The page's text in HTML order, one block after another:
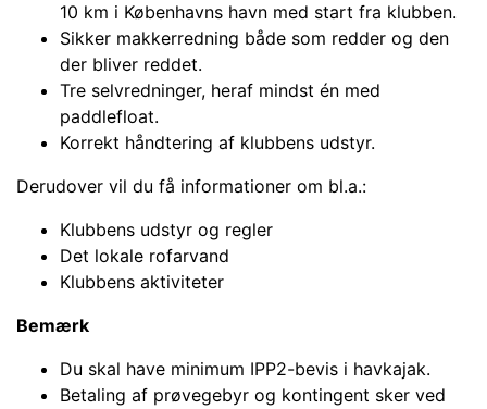
10 km i Københavns havn med start fra klubben.
Sikker makkerredning både som redder og den
der bliver reddet.
Tre selvredninger, heraf mindst én med
paddlefloat.
Korrekt håndtering af klubbens udstyr.
Derudover vil du få informationer om bl.a.:
Klubbens udstyr og regler
Det lokale rofarvand
Klubbens aktiviteter
Bemærk
Du skal have minimum IPP2-bevis i havkajak.
Betaling af prøvegebyr og kontingent sker ved